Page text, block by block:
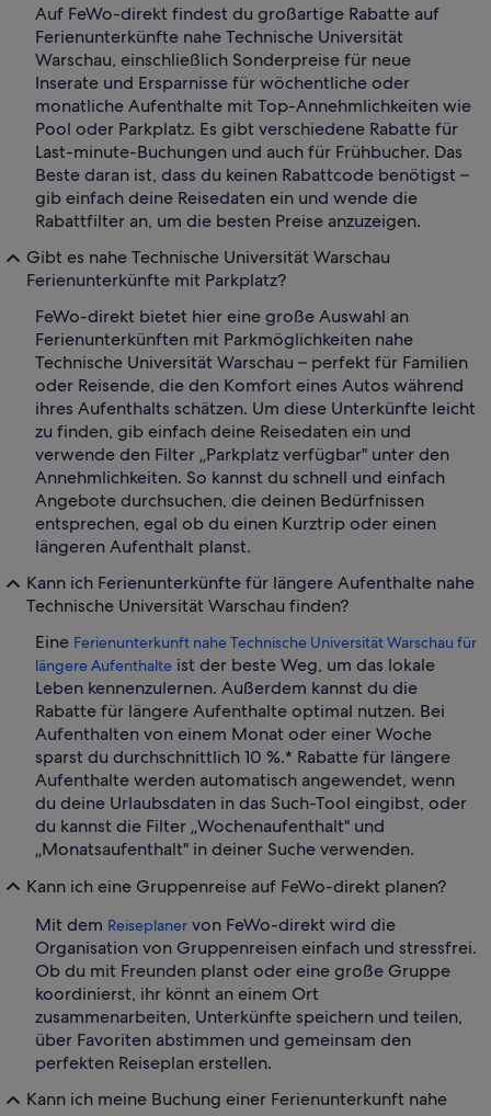
Auf FeWo-direkt findest du großartige Rabatte auf
Ferienunterkünfte nahe Technische Universität
Warschau, einschließlich Sonderpreise für neue
Inserate und Ersparnisse für wöchentliche oder
monatliche Aufenthalte mit Top-Annehmlichkeiten wie
Pool oder Parkplatz. Es gibt verschiedene Rabatte für
Last-minute-Buchungen und auch für Frühbucher. Das
Beste daran ist, dass du keinen Rabattcode benötigst –
gib einfach deine Reisedaten ein und wende die
Rabattfilter an, um die besten Preise anzuzeigen.
Gibt es nahe Technische Universität Warschau
Ferienunterkünfte mit Parkplatz?
FeWo-direkt bietet hier eine große Auswahl an
Ferienunterkünften mit Parkmöglichkeiten nahe
Technische Universität Warschau – perfekt für Familien
oder Reisende, die den Komfort eines Autos während
ihres Aufenthalts schätzen. Um diese Unterkünfte leicht
zu finden, gib einfach deine Reisedaten ein und
verwende den Filter „Parkplatz verfügbar" unter den
Annehmlichkeiten. So kannst du schnell und einfach
Angebote durchsuchen, die deinen Bedürfnissen
entsprechen, egal ob du einen Kurztrip oder einen
längeren Aufenthalt planst.
Kann ich Ferienunterkünfte für längere Aufenthalte nahe
Technische Universität Warschau finden?
Eine Ferienunterkunft nahe Technische Universität Warschau für
längere Aufenthalte ist der beste Weg, um das lokale
Leben kennenzulernen. Außerdem kannst du die
Rabatte für längere Aufenthalte optimal nutzen. Bei
Aufenthalten von einem Monat oder einer Woche
sparst du durchschnittlich 10 %.* Rabatte für längere
Aufenthalte werden automatisch angewendet, wenn
du deine Urlaubsdaten in das Such-Tool eingibst, oder
du kannst die Filter „Wochenaufenthalt" und
„Monatsaufenthalt" in deiner Suche verwenden.
Kann ich eine Gruppenreise auf FeWo-direkt planen?
Mit dem Reiseplaner von FeWo-direkt wird die
Organisation von Gruppenreisen einfach und stressfrei.
Ob du mit Freunden planst oder eine große Gruppe
koordinierst, ihr könnt an einem Ort
zusammenarbeiten, Unterkünfte speichern und teilen,
über Favoriten abstimmen und gemeinsam den
perfekten Reiseplan erstellen.
Kann ich meine Buchung einer Ferienunterkunft nahe